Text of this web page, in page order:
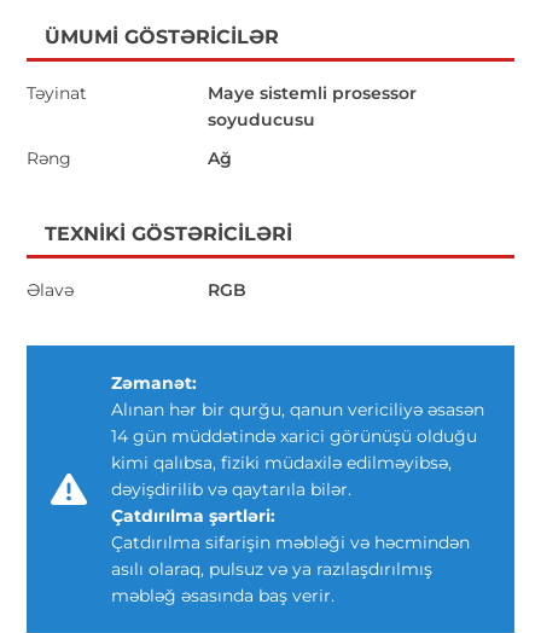
ÜMUMI GÖSTƏRICILƏR
Təyinat
Maye sistemli prosessor
soyuducusu
Rəng
Ağ
TEXNIKI GÖSTƏRICILƏRI
Əlavə RGB
Zəmanət:
Alınan hər bir qurğu, qanun vericiliyə əsasən
14 gün müddətində xarici görünüşü olduğu
kimi qalıbsa, fiziki müdaxilə edilməyibsə,
dəyişdirilib və qaytarıla bilər.
Çatdırılma şərtləri:
Çatdırılma sifarişin məbləği və həcmindən
asılı olaraq, pulsuz və ya razılaşdırılmış
məbləğ əsasında baş verir.